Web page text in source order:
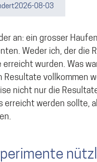
2026-08-03
an: ein grosser
Weder ich, der
wurden. Was
vollkommen
nicht nur die
erreicht werden sollte,